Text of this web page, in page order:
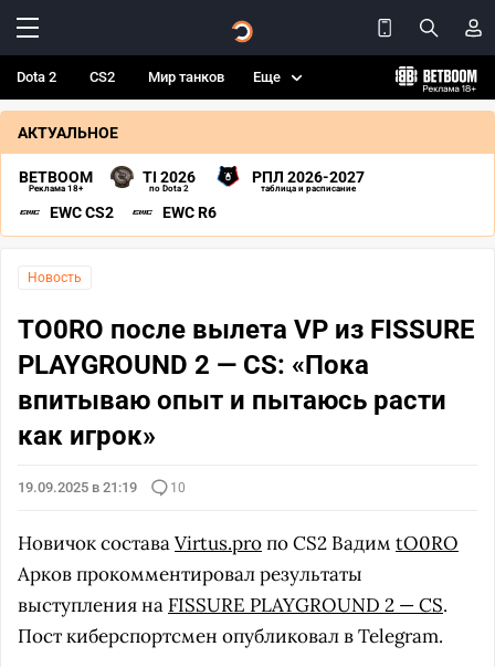
Dota 2 CS2 Мир танков Еще
АКТУАЛЬНОЕ
BETBOOM
Реклама 18+
TI 2026
по Dota 2
РПЛ 2026-2027
таблица и расписание
EWC CS2 EWC R6
Новость
TO0RO после вылета VP из FISSURE
PLAYGROUND 2 — CS: «Пока
впитываю опыт и пытаюсь расти
как игрок»
19.09.2025 в 21:19 10
Новичок составаVirtus.proпо CS2 Вадим tO0RO
Арков прокомментировал результаты
выступления на FISSURE PLAYGROUND 2 — CS.
Пост киберспортсмен опубликовал в Telegram.